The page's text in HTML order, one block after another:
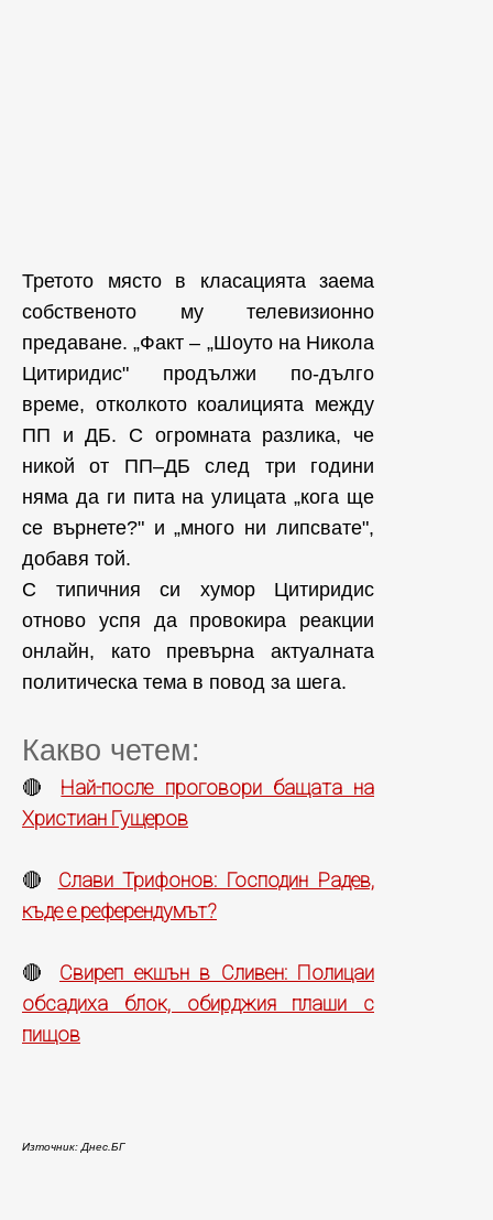
Третото място в класацията заема
собственото му телевизионно
предаване. „Факт – „Шоуто на Никола
Цитиридис" продължи по-дълго
време, отколкото коалицията между
ПП и ДБ. С огромната разлика, че
никой от ПП–ДБ след три години
няма да ги пита на улицата „кога ще
се върнете?" и „много ни липсвате",
добавя той.
С типичния си хумор Цитиридис
отново успя да провокира реакции
онлайн, като превърна актуалната
политическа тема в повод за шега.
Какво четем:
🔴 Най-после проговори бащата на
Христиан Гущеров
🔴 Слави Трифонов: Господин Радев,
къде е референдумът?
🔴 Свиреп екшън в Сливен: Полицаи
обсадиха блок, обирджия плаши с
пищов
Източник: Днес.БГ